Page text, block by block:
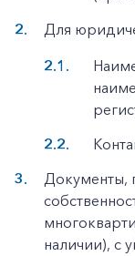
Для
Документы,
наличии), с